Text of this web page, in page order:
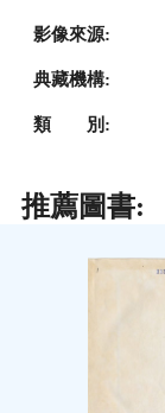
影像來源:
典藏機構:
類 別:
推薦圖書: